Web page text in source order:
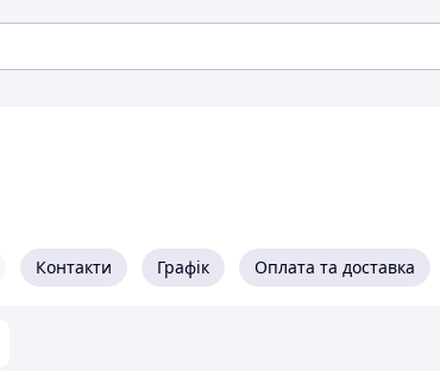
Контакти Графік Оплата та доставка